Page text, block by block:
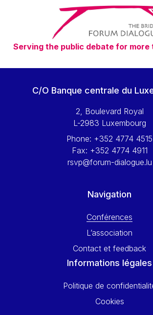
Vaclav Klaus
Vassilios Skouris
Vítor Manuel da Silva
Viviane Reding
Walter Hagg
Wolfgang Ketterle
Yossi Beillin
Yves FRANCHET
Serving the public debate for more
C/O Banque centrale du
2, Boulevard Royal
L-2983 Luxembourg
Phone: +352 4774 4515
Fax: +352 4774 4911
rsvp@forum-dialogue.lu
Navigation
Conférences
L’association
Contact et feedback
Informations légales
Politique de
Cookies